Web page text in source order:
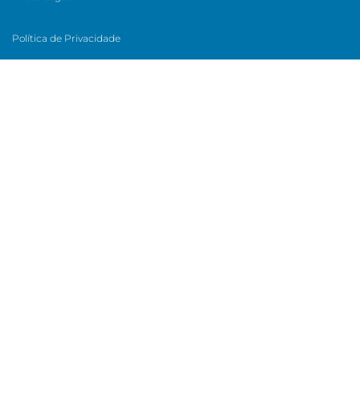
Política de Privacidade